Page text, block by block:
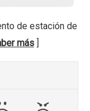
de estación de
más]